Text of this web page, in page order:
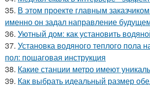
35. В этом проекте главным
именно он задал направление
36. Уютный дом: как установить
37. Установка водяного теплого пола
пол: пошаговая инструкция
38. Какие станции метро имеют
39. Как выбрать идеальный размер